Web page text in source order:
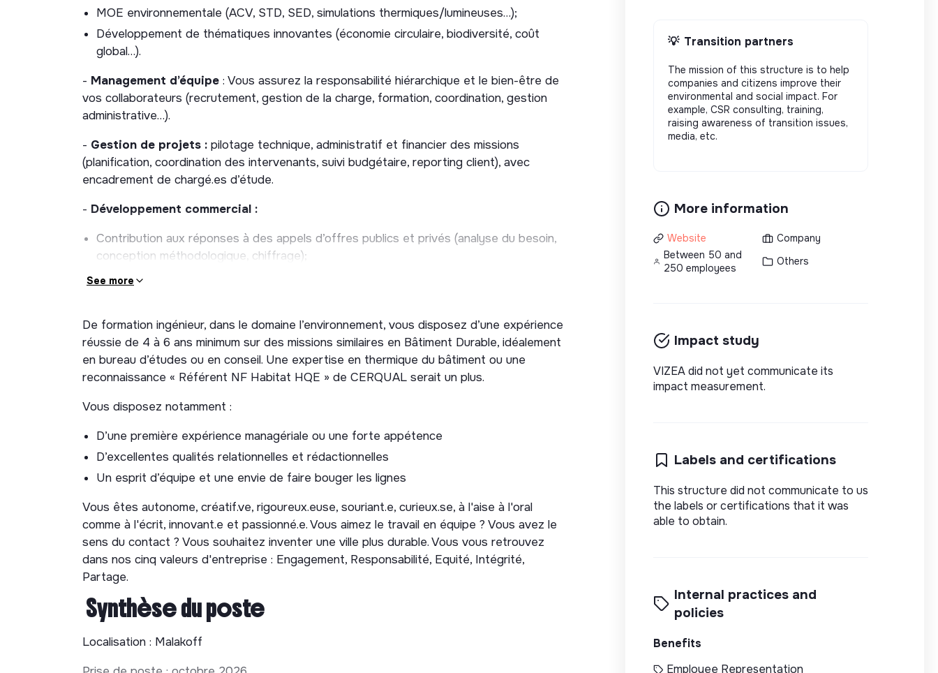
MOE environnementale (ACV, STD, SED, simulations thermiques/lumineuses…);
Développement de thématiques innovantes (économie circulaire, biodiversité, coût
global…).
- Management d’équipe : Vous assurez la responsabilité hiérarchique et le bien-être de
vos collaborateurs (recrutement, gestion de la charge, formation, coordination, gestion
administrative…).
- Gestion de projets : pilotage technique, administratif et financier des missions
(planification, coordination des intervenants, suivi budgétaire, reporting client), avec
encadrement de chargé.es d’étude.
- Développement commercial :
Contribution aux réponses à des appels d’offres publics et privés (analyse du besoin,
conception méthodologique, chiffrage);
Identification de nouvelles opportunités et prospection de nouveaux marchés;
-Pilotage de l’entité:
Garantir l’équilibre financier de votre entité (chiffre d’affaires, rentabilité,
investissements…);
Contribution à la R&D interne (méthodes et outils), à la veille et au développement de
partenariats.
See more
De formation ingénieur, dans le domaine l’environnement, vous disposez d’une expérience
réussie de 4 à 6 ans minimum sur des missions similaires en Bâtiment Durable, idéalement
en bureau d’études ou en conseil. Une expertise en thermique du bâtiment ou une
reconnaissance « Référent NF Habitat HQE » de CERQUAL serait un plus.
Vous disposez notamment :
D’une première expérience managériale ou une forte appétence
D’excellentes qualités relationnelles et rédactionnelles
Un esprit d’équipe et une envie de faire bouger les lignes
Vous êtes autonome, créatif.ve, rigoureux.euse, souriant.e, curieux.se, à l'aise à l'oral
comme à l'écrit, innovant.e et passionné.e. Vous aimez le travail en équipe ? Vous avez le
sens du contact ? Vous souhaitez inventer une ville plus durable. Vous vous retrouvez
dans nos cinq valeurs d'entreprise : Engagement, Responsabilité, Equité, Intégrité,
Partage.
Synthèse du poste
Localisation : Malakoff
💡 Transition partners
The mission of this structure is to help
companies and citizens improve their
environmental and social impact. For
example, CSR consulting, training,
raising awareness of transition issues,
media, etc.
More information
Website
Company
Between 50 and
250 employees
Others
Impact study
VIZEA did not yet communicate its
impact measurement.
Labels and certifications
This structure did not communicate to us
the labels or certifications that it was
able to obtain.
Internal practices and
policies
Benefits
Employee Representation